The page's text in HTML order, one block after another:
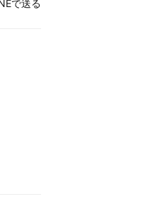
で送る